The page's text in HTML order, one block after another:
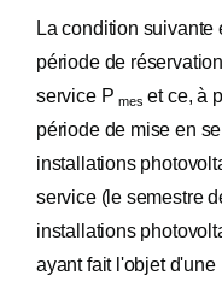
La condition suivante
période de
service Pmes et ce, à
période de mise en
installations
service (le semestre
installations
ayant fait l'objet